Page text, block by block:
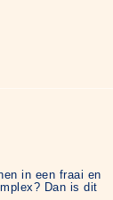
in een fraai en
Dan is dit